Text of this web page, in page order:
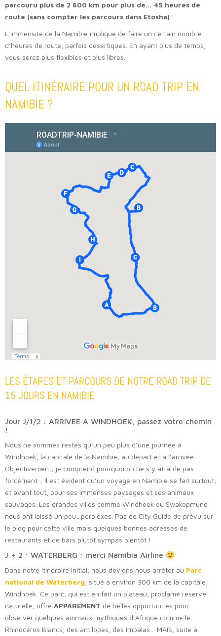
parcouru plus de 2 600 km pour plus de… 45 heures de
route (sans compter les parcours dans Etosha) !
L’immensité de la Namibie implique de faire un certain nombre
d’heures de route, parfois désertiques. En ayant plus de temps,
vous serez plus flexibles et plus libres.
QUEL ITINÉRAIRE POUR UN ROAD TRIP EN
NAMIBIE ?
LES ÉTAPES ET PARCOURS DE NOTRE ROAD TRIP DE
15 JOURS EN NAMIBIE
Jour J/1/2 : ARRIVÉE À WINDHOEK, passez votre chemin
!
Nous ne sommes restés qu’un peu plus d’une journée à
Windhoek, la capitale de la Namibie, au départ et à l’arrivée.
Objectivement, je comprend pourquoi on ne s’y attarde pas
forcément… Il est évident qu’un voyage en Namibie se fait surtout,
et avant tout, pour ses immenses paysages et ses animaux
sauvages. Les grandes villes comme Windhoek ou Swakopmund
nous ont laissé un peu…perplexes. Pas de City Guide de prévu sur
le blog pour cette ville mais quelques bonnes adresses de
restaurants et de bars plutôt sympas bientôt !
J + 2 : WATERBERG : merci Namibia Airline
Dans notre itinéraire initial, nous devions nous arrêter au Parc
national de Waterberg , situé à environ 300 km de la capitale,
Windhoek. Ce parc, qui est en fait un plateau, proclamé réserve
naturelle, offre APPAREMENT de belles opportunités pour
observer quelques animaux mythiques d’Afrique comme le
Rhinocéros Blancs, des antilopes, des Impalas… MAIS, suite à